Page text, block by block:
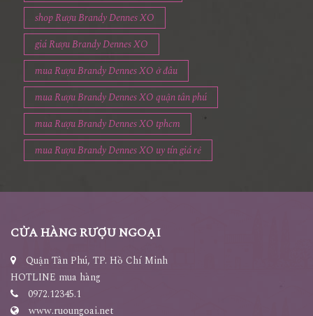
shop Rượu Brandy Dennes XO
giá Rượu Brandy Dennes XO
mua Rượu Brandy Dennes XO ở đâu
mua Rượu Brandy Dennes XO quận tân phú
mua Rượu Brandy Dennes XO tphcm
mua Rượu Brandy Dennes XO uy tín giá rẻ
CỬA HÀNG RƯỢU NGOẠI
Quận Tân Phú, TP. Hồ Chí Minh
HOTLINE mua hàng
0972.12345.1
www.ruoungoai.net